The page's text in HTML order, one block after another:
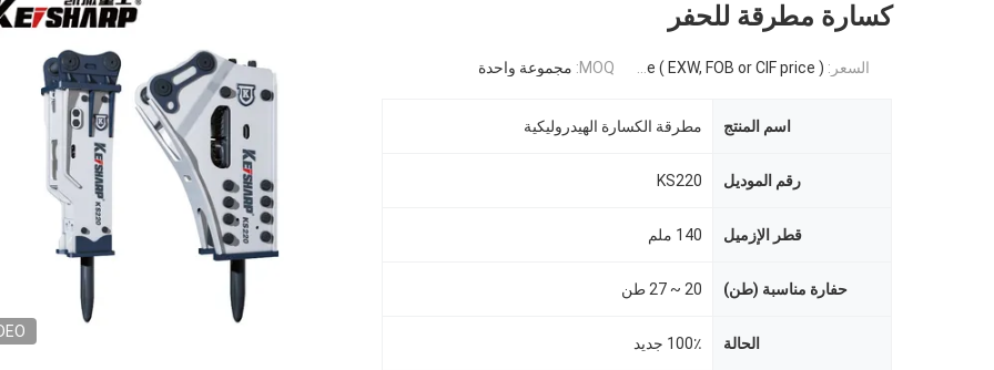
كسارة مطرقة للحفر
السعر: Negotiable ( EXW, FOB or CIF price )
MOQ: مجموعة واحدة
اسم المنتج مطرقة الكسارة الهيدروليكية
رقم الموديل KS220
قطر الإزميل 140 ملم
حفارة مناسبة (طن) 20 ~ 27 طن
الحالة 100٪ جديد